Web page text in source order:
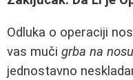
Odluka o operaciji
vas muči grba na nosu
jednostavno